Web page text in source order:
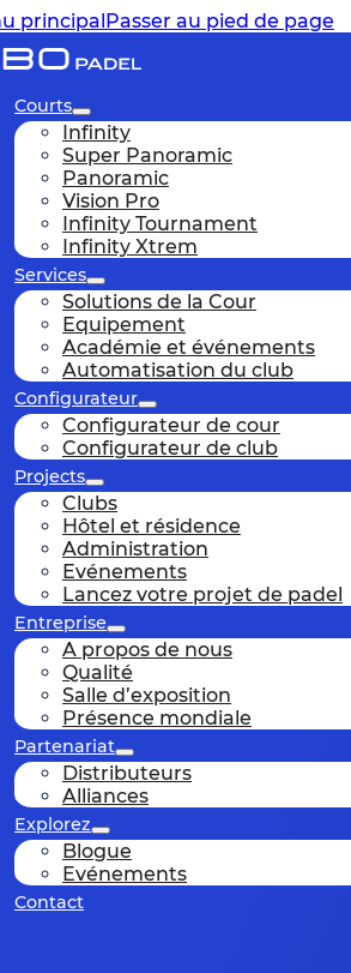
principalPasser au pied de page
Courts
Infinity
Super Panoramic
Panoramic
Vision Pro
Infinity Tournament
Infinity Xtrem
Services
Solutions de la Cour
Equipement
Académie et événements
Automatisation du club
Configurateur
Configurateur de cour
Configurateur de club
Projects
Clubs
Hôtel et résidence
Administration
Evénements
Lancez votre projet de padel
Entreprise
A propos de nous
Qualité
Salle d’exposition
Présence mondiale
Partenariat
Distributeurs
Alliances
Explorez
Blogue
Evénements
Contact